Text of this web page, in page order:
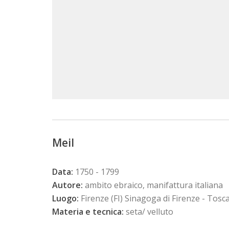
Meil
Data: 1750 - 1799
Autore: ambito ebraico, manifattura italiana
Luogo: Firenze (FI) Sinagoga di Firenze -
Materia e tecnica: seta/ velluto